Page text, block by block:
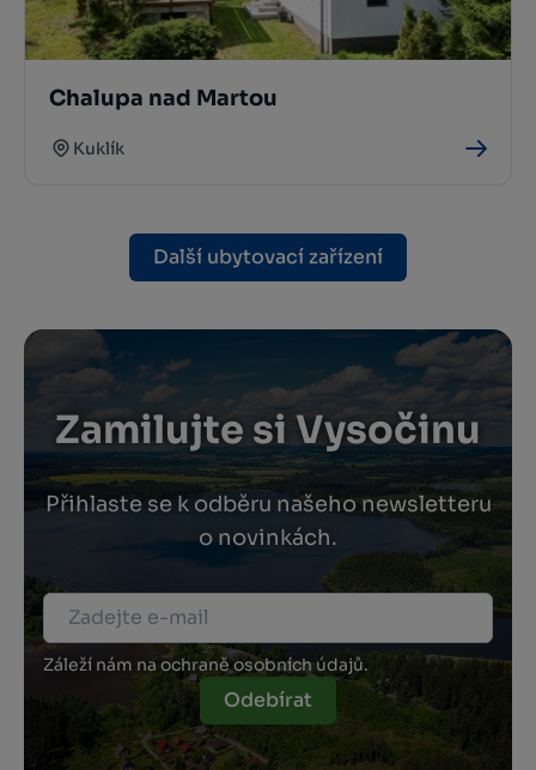
Chalupa nad Martou
Kuklík
Další ubytovací zařízení
Zamilujte si Vysočinu
Přihlaste se k odběru našeho newsletteru
o novinkách.
Záleží nám na ochraně osobních údajů.
Odebírat